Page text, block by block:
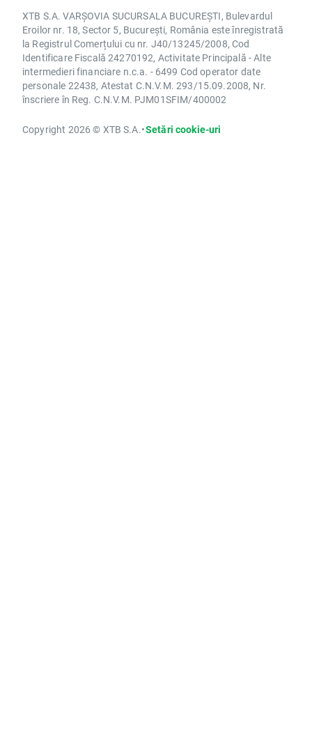
XTB S.A. VARȘOVIA SUCURSALA BUCUREȘTI, Bulevardul
Eroilor nr. 18, Sector 5, București, România este înregistrată
la Registrul Comerțului cu nr. J40/13245/2008, Cod
Identificare Fiscală 24270192, Activitate Principală - Alte
intermedieri financiare n.c.a. - 6499 Cod operator date
personale 22438, Atestat C.N.V.M. 293/15.09.2008, Nr.
înscriere în Reg. C.N.V.M. PJM01SFIM/400002
Copyright 2026 © XTB S.A.•Setări cookie-uri